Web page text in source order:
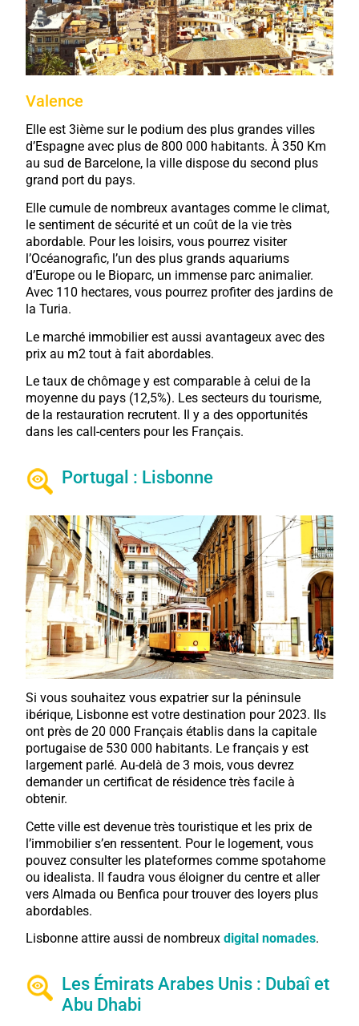
Valence
Elle est 3ième sur le podium des plus grandes villes
d’Espagne avec plus de 800 000 habitants. À 350 Km
au sud de Barcelone, la ville dispose du second plus
grand port du pays.
Elle cumule de nombreux avantages comme le climat,
le sentiment de sécurité et un coût de la vie très
abordable. Pour les loisirs, vous pourrez visiter
l’Océanografic, l’un des plus grands aquariums
d’Europe ou le Bioparc, un immense parc animalier.
Avec 110 hectares, vous pourrez profiter des jardins de
la Turia.
Le marché immobilier est aussi avantageux avec des
prix au m2 tout à fait abordables.
Le taux de chômage y est comparable à celui de la
moyenne du pays (12,5%). Les secteurs du tourisme,
de la restauration recrutent. Il y a des opportunités
dans les call-centers pour les Français.
Portugal : Lisbonne
Si vous souhaitez vous expatrier sur la péninsule
ibérique, Lisbonne est votre destination pour 2023. Ils
ont près de 20 000 Français établis dans la capitale
portugaise de 530 000 habitants. Le français y est
largement parlé. Au-delà de 3 mois, vous devrez
demander un certificat de résidence très facile à
obtenir.
Cette ville est devenue très touristique et les prix de
l’immobilier s’en ressentent. Pour le logement, vous
pouvez consulter les plateformes comme spotahome
ou idealista. Il faudra vous éloigner du centre et aller
vers Almada ou Benfica pour trouver des loyers plus
abordables.
Lisbonne attire aussi de nombreuxdigital nomades.
Les Émirats Arabes Unis : Dubaî et
Abu Dhabi